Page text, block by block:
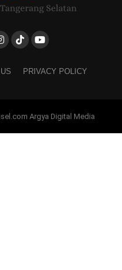
PRIVACY POLICY
Argya Digital Media